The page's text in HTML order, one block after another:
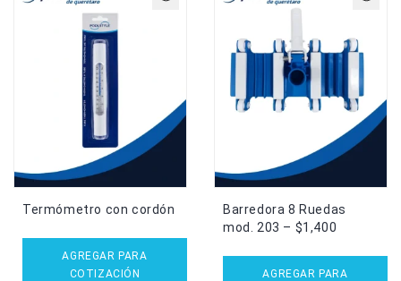
Termómetro con cordón
AGREGAR PARA
COTIZACIÓN
Barredora 8 Ruedas
mod. 203 – $1,400
AGREGAR PARA